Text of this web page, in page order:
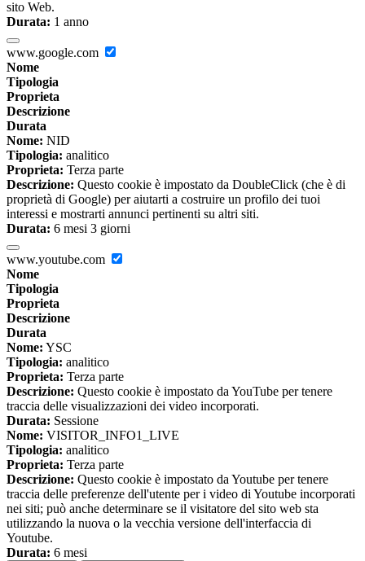
sito Web.
Durata: 1 anno
www.google.com
Nome
Tipologia
Proprieta
Descrizione
Durata
Nome: NID
Tipologia: analitico
Proprieta: Terza parte
Descrizione: Questo cookie è impostato da DoubleClick (che è di
proprietà di Google) per aiutarti a costruire un profilo dei tuoi
interessi e mostrarti annunci pertinenti su altri siti.
Durata: 6 mesi 3 giorni
www.youtube.com
Nome
Tipologia
Proprieta
Descrizione
Durata
Nome: YSC
Tipologia: analitico
Proprieta: Terza parte
Descrizione: Questo cookie è impostato da YouTube per tenere
traccia delle visualizzazioni dei video incorporati.
Durata: Sessione
Nome: VISITOR_INFO1_LIVE
Tipologia: analitico
Proprieta: Terza parte
Descrizione: Questo cookie è impostato da Youtube per tenere
traccia delle preferenze dell'utente per i video di Youtube incorporati
nei siti; può anche determinare se il visitatore del sito web sta
utilizzando la nuova o la vecchia versione dell'interfaccia di
Youtube.
Durata: 6 mesi